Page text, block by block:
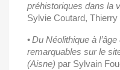
préhistoriques dans la
Sylvie Coutard,
•Du Néolithique à
remarquables sur le
(Aisne) par Sylvain